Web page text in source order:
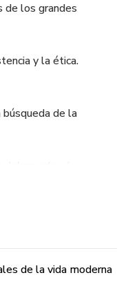
de los grandes
y la ética.
de la
de la vida moderna